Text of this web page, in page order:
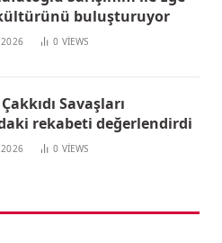
buluşturuyor
2026 0 VIEWS
Savaşları
rekabeti değerlendirdi
2026 0 VIEWS